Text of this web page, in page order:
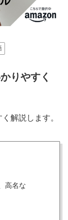
りやすく
解説します。
高名な